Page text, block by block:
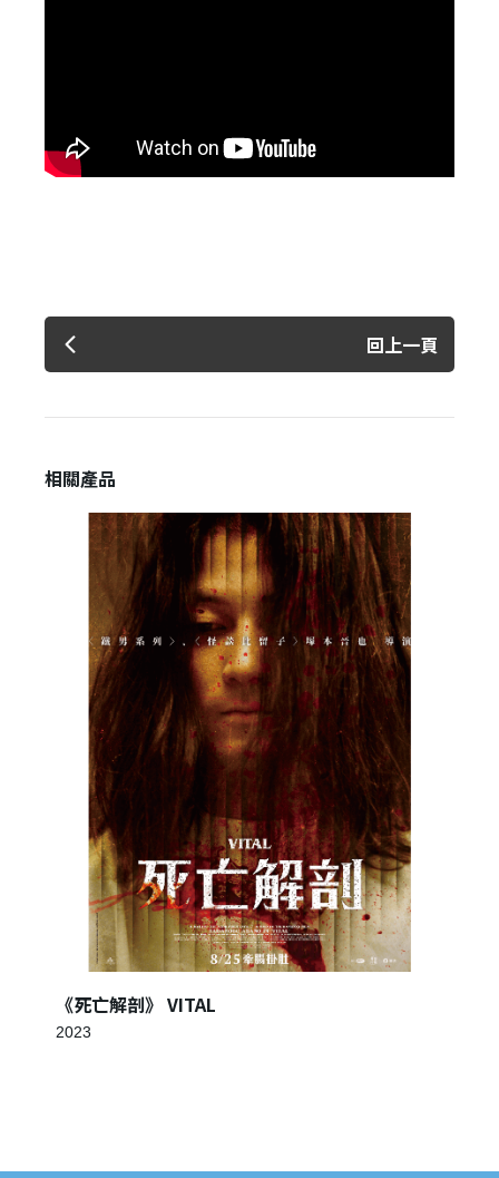
建立專屬帳號
只要再完成幾個步驟，即可完成帳號的註冊程序，
我 要 註 冊
回上一頁
相關產品
《死亡解剖》 VITAL
2023